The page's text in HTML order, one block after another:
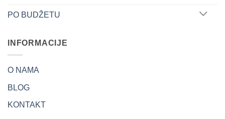
PO BUDŽETU
INFORMACIJE
O NAMA
BLOG
KONTAKT